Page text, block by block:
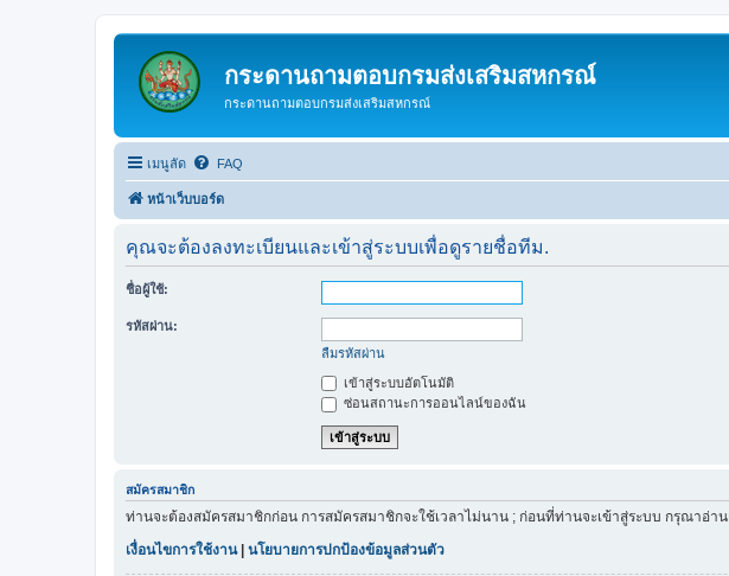
กระดานถามตอบกรมส่งเสริมสหกรณ์
กระดานถามตอบกรมส่งเสริมสหกรณ์
เมนูลัด FAQ
หน้าเว็บบอร์ด
คุณจะต้องลงทะเบียนและเข้าสู่ระบบเพื่อดูรายชื่อทีม.
ชื่อผู้ใช้:
รหัสผ่าน:
ลืมรหัสผ่าน
เข้าสู่ระบบอัตโนมัติ
ซ่อนสถานะการออนไลน์ของฉัน
สมัครสมาชิก
ท่านจะต้องสมัครสมาชิกก่อน การสมัครสมาชิกจะใช้เวลาไม่นาน ; ก่อนที่ท่านจะเข้าสู่ระบบ กรุณาอ่
เงื่อนไขการใช้งาน| นโยบายการปกป้องข้อมูลส่วนตัว